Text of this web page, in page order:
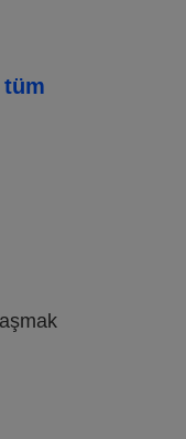
tüm